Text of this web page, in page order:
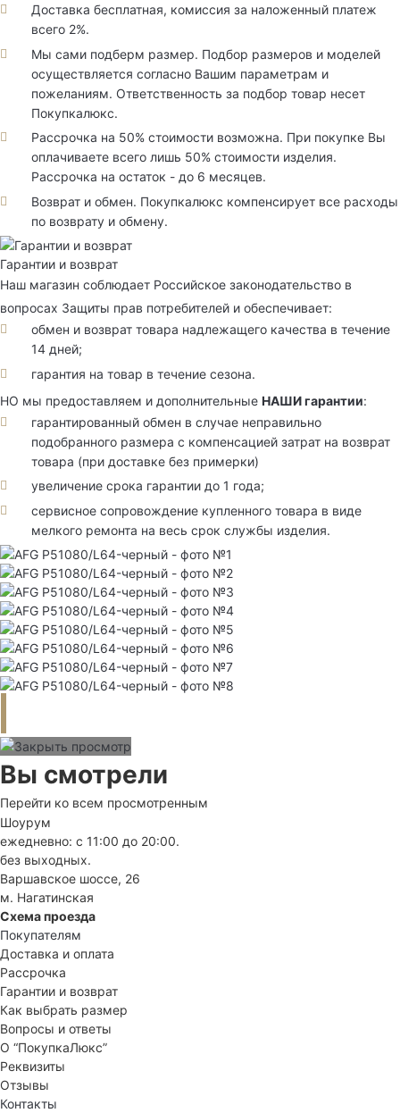
Доставка бесплатная, комиссия за наложенный платеж
всего 2%.
Мы сами подберм размер. Подбор размеров и моделей
осуществляется согласно Вашим параметрам и
пожеланиям. Ответственность за подбор товар несет
Покупкалюкс.
Рассрочка на 50% стоимости возможна. При покупке Вы
оплачиваете всего лишь 50% стоимости изделия.
Рассрочка на остаток - до 6 месяцев.
Возврат и обмен. Покупкалюкс компенсирует все расходы
по возврату и обмену.
Гарантии и возврат
Наш магазин соблюдает Российское законодательство в
вопросах Защиты прав потребителей и обеспечивает:
обмен и возврат товара надлежащего качества в течение
14 дней;
гарантия на товар в течение сезона.
НО мы предоставляем и дополнительные НАШИ гарантии:
гарантированный обмен в случае неправильно
подобранного размера с компенсацией затрат на возврат
товара (при доставке без примерки)
увеличение срока гарантии до 1 года;
сервисное сопровождение купленного товара в виде
мелкого ремонта на весь срок службы изделия.
Вы смотрели
Перейти ко всем просмотренным
Шоурум
ежедневно: с 11:00 до 20:00.
без выходных.
Варшавское шоссе, 26
м. Нагатинская
Схема проезда
Покупателям
Доставка и оплата
Рассрочка
Гарантии и возврат
Как выбрать размер
Вопросы и ответы
О “ПокупкаЛюкс”
Реквизиты
Отзывы
Контакты